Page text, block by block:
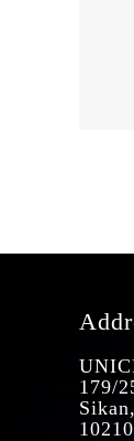
179/
10210